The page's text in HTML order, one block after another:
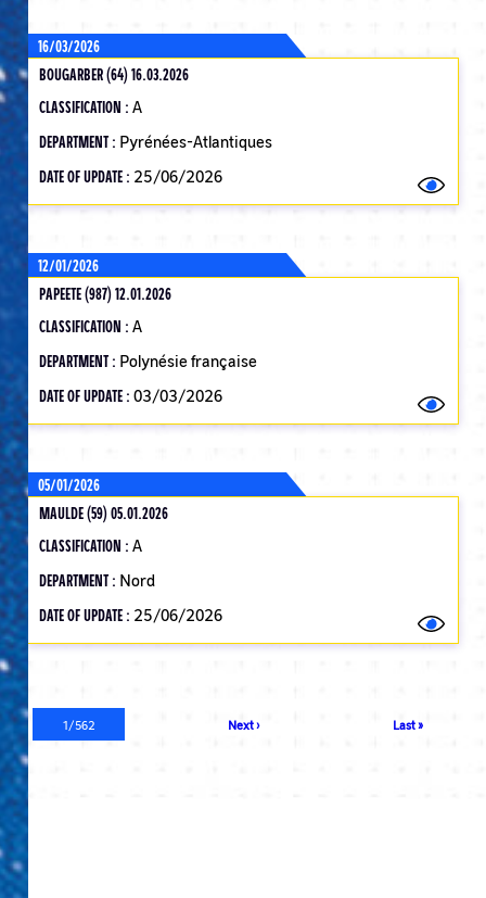
16/03/2026
BOUGARBER (64) 16.03.2026
CLASSIFICATION : A
DEPARTMENT : Pyrénées-Atlantiques
DATE OF UPDATE : 25/06/2026
12/01/2026
PAPEETE (987) 12.01.2026
CLASSIFICATION : A
DEPARTMENT : Polynésie française
DATE OF UPDATE : 03/03/2026
05/01/2026
MAULDE (59) 05.01.2026
CLASSIFICATION : A
DEPARTMENT : Nord
DATE OF UPDATE : 25/06/2026
PaginationCurrent
page
1/562
Next
Next ›
Last
Last »